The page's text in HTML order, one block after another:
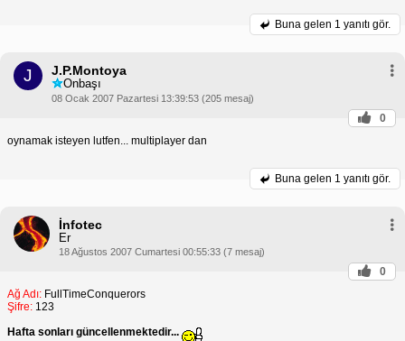
Buna gelen 1 yanıtı gör.
J J.P.Montoya
Onbaşı
08 Ocak 2007 Pazartesi 13:39:53 (205 mesaj)
0
oynamak isteyen lutfen... multiplayer dan
Buna gelen 1 yanıtı gör.
İnfotec
Er
18 Ağustos 2007 Cumartesi 00:55:33 (7 mesaj)
0
Ağ Adı: FullTimeConquerors
Şifre: 123
Hafta sonları güncellenmektedir...